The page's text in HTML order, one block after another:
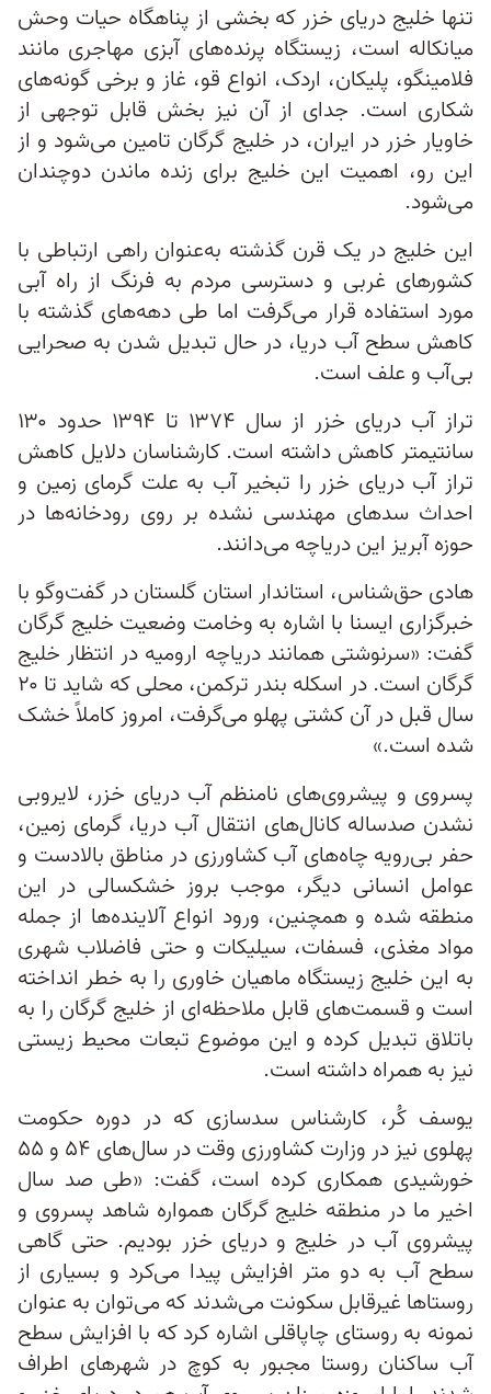
تنها خلیج دریای خزر که بخشی از پناهگاه حیات وحش
میانکاله است، زیستگاه پرنده‌های آبزی مهاجری مانند
فلامینگو، پلیکان، اردک، انواع قو، غاز و برخی گونه‌های
شکاری است. جدای از آن نیز بخش قابل توجهی از
خاویار خزر در ایران، در خلیج گرگان تامین می‌شود و از
این رو، اهمیت این خلیج برای زنده ماندن دوچندان
می‌شود.
این خلیج در یک قرن گذشته به‌عنوان راهی ارتباطی با
کشورهای غربی و دسترسی مردم به فرنگ از راه آبی
مورد استفاده قرار می‌گرفت اما طی دهه‌های گذشته با
کاهش سطح آب دریا، در حال تبدیل شدن به صحرایی
بی‌آب و علف است.
تراز آب دریای خزر از سال ۱۳۷۴ تا ۱۳۹۴ حدود ۱۳۰
سانتیمتر کاهش داشته است. کارشناسان دلایل کاهش
تراز آب دریای خزر را تبخیر آب به علت گرمای زمین و
احداث سدهای مهندسی نشده بر روی رودخانه‌ها در
حوزه آبریز این دریاچه می‌دانند.
هادی حق‌شناس، استاندار استان گلستان در گفت‌وگو با
خبرگزاری ایسنا با اشاره به وخامت وضعیت خلیج گرگان
گفت: «سرنوشتی همانند دریاچه ارومیه در انتظار خلیج
گرگان است. در اسکله بندر ترکمن، محلی که شاید تا ۲۰
سال قبل در آن کشتی پهلو می‌گرفت، امروز کاملاً خشک
شده است.»
پسروی و پیشروی‌های نامنظم آب دریای خزر، لایروبی
نشدن صدساله کانال‌های انتقال آب دریا، گرمای زمین،
حفر بی‌رویه چاه‌های آب کشاورزی در مناطق بالادست و
عوامل انسانی دیگر، موجب بروز خشکسالی در این
منطقه شده و همچنین، ورود انواع آلاینده‌ها از جمله
مواد مغذی، فسفات، سیلیکات و حتی فاضلاب شهری
به این خلیج زیستگاه ماهیان خاوری را به خطر انداخته
است و قسمت‌های قابل ملاحظه‌ای از خلیج گرگان را به
باتلاق تبدیل کرده و این موضوع تبعات محیط زیستی
نیز به همراه داشته است.
یوسف کُر، کارشناس سدسازی که در دوره حکومت
پهلوی نیز در وزارت کشاورزی وقت در سال‌های ۵۴ و ۵۵
خورشیدی همکاری کرده است، گفت: «طی صد سال
اخیر ما در منطقه خلیج گرگان همواره شاهد پسروی و
پیشروی آب در خلیج و دریای خزر بودیم. حتی گاهی
سطح آب به دو متر افزایش پیدا می‌کرد و بسیاری از
روستاها غیرقابل سکونت می‌شدند که می‌توان به عنوان
نمونه به روستای چاپاقلی اشاره کرد که با افزایش سطح
آب ساکنان روستا مجبور به کوچ در شهرهای اطراف